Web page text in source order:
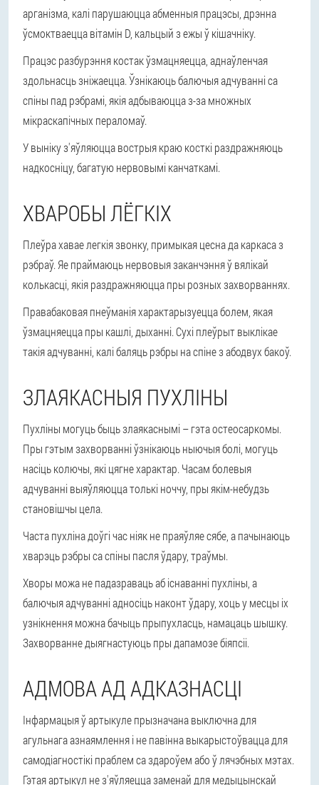
арганізма, калі парушаюцца абменныя працэсы, дрэнна
ўсмоктваецца вітамін D, кальцый з ежы ў кішачніку.
Працэс разбурэння костак ўзмацняецца, аднаўленчая
здольнасць зніжаецца. Ўзнікаюць балючыя адчуванні са
спіны пад рэбрамі, якія адбываюцца з-за множных
мікраскапічных пераломаў.
У выніку з'яўляюцца вострыя краю косткі раздражняюць
надкосніцу, багатую нервовымі канчаткамі.
ХВАРОБЫ ЛЁГКІХ
Плеўра хавае легкія звонку, примыкая цесна да каркаса з
рэбраў. Яе праймаюць нервовыя заканчэння ў вялікай
колькасці, якія раздражняюцца пры розных захворваннях.
Правабаковая пнеўманія характарызуецца болем, якая
ўзмацняецца пры кашлі, дыханні. Сухі плеўрыт выклікае
такія адчуванні, калі баляць рэбры на спіне з абодвух бакоў.
ЗЛАЯКАСНЫЯ ПУХЛІНЫ
Пухліны могуць быць злаякаснымі – гэта остеосаркомы.
Пры гэтым захворванні ўзнікаюць ныючыя болі, могуць
насіць колючы, які цягне характар. Часам болевыя
адчуванні выяўляюцца толькі ноччу, пры якім-небудзь
становішчы цела.
Часта пухліна доўгі час ніяк не праяўляе сябе, а пачынаюць
хварэць рэбры са спіны пасля ўдару, траўмы.
Хворы можа не падазраваць аб існаванні пухліны, а
балючыя адчуванні адносіць наконт ўдару, хоць у месцы іх
узнікнення можна бачыць прыпухласць, намацаць шышку.
Захворванне дыягнастуюць пры дапамозе біяпсіі.
АДМОВА АД АДКАЗНАСЦІ
Інфармацыя ў артыкуле прызначана выключна для
агульнага азнаямлення і не павінна выкарыстоўвацца для
самодіагностікі праблем са здароўем або ў лячэбных мэтах.
Гэтая артыкул не з'яўляецца заменай для медыцынскай